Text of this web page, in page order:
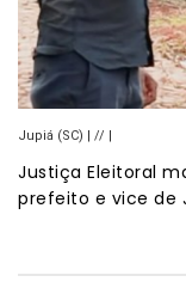
Jupiá (SC) | // |
Justiça Eleitoral
prefeito e vice de